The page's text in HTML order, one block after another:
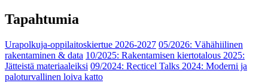
Tapahtumia
Urapolkuja-oppilaitoskiertue 2026-2027 05/2026: Vähähiilinen
rakentaminen & data 10/2025: Rakentamisen kiertotalous 2025:
Jätteistä materiaaleiksi 09/2024: Recticel Talks 2024: Moderni ja
paloturvallinen loiva katto